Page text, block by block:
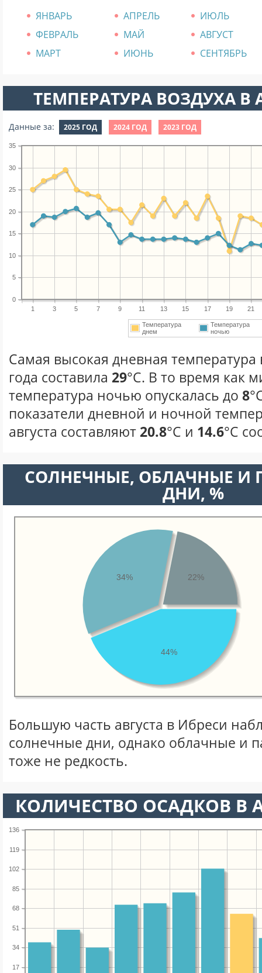
ЯНВАРЬ АПРЕЛЬ
ИЮЛЬ
ФЕВРАЛЬ
МАЙ
АВГУСТ
МАРТ
ИЮНЬ СЕНТЯБРЬ
ТЕМПЕРАТУРА ВОЗДУХА В
Данные за: 2025 ГОД 2024 ГОД 2023 ГОД
1 3 5 7 9 11 13 15 17 19 21
0
5
10
15
20
25
30
35
Температура
днем
Температура
ночью
Самая высокая дневная температура
года составила 29°С. В то время как
температура ночью опускалась до 8
показатели дневной и ночной
августа составляют 20.8°С и 14.6°С
CОЛНЕЧНЫЕ, ОБЛАЧНЫЕ И
ДНИ, %
44%
34% 22%
Большую часть августа в Ибреси
солнечные дни, однако облачные и
тоже не редкость.
КОЛИЧЕСТВО ОСАДКОВ В
17
34
51
68
85
102
119
136